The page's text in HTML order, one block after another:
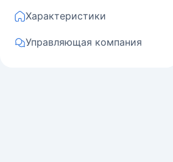
Характеристики
Управляющая компания